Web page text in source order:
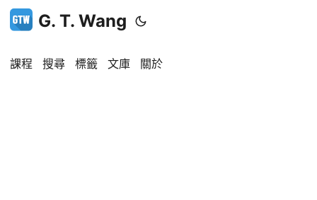
G. T. Wang
課程 搜尋 標籤 文庫 關於